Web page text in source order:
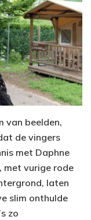
van beelden,
de vingers
met Daphne
met vurige rode
laten
slim onthulde
zo